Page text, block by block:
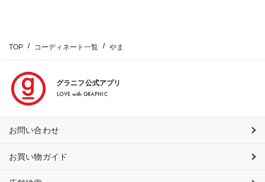
TOP コーディネート一覧 やま
グラニフ公式アプリ
LOVE with GRAPHIC
お問い合わせ
お買い物ガイド